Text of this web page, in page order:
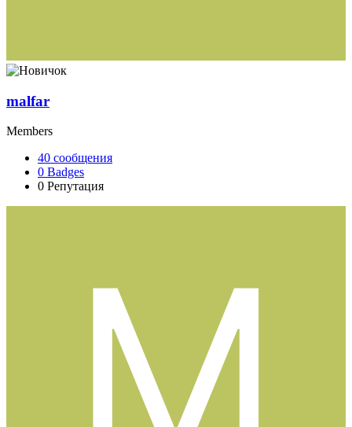
malfar
Members
40 сообщения
0 Badges
0 Репутация